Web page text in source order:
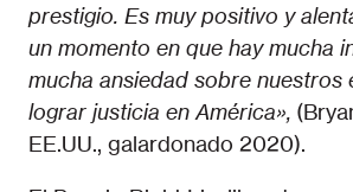
prestigio. Es muy positivo y
un momento en que hay mucha
mucha ansiedad sobre nuestros
lograr justicia en América»,
EE.UU., galardonado 2020).